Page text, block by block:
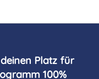
Platz für
100%